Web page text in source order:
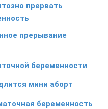
прервать
прерывание
беременности
мини аборт
беременность